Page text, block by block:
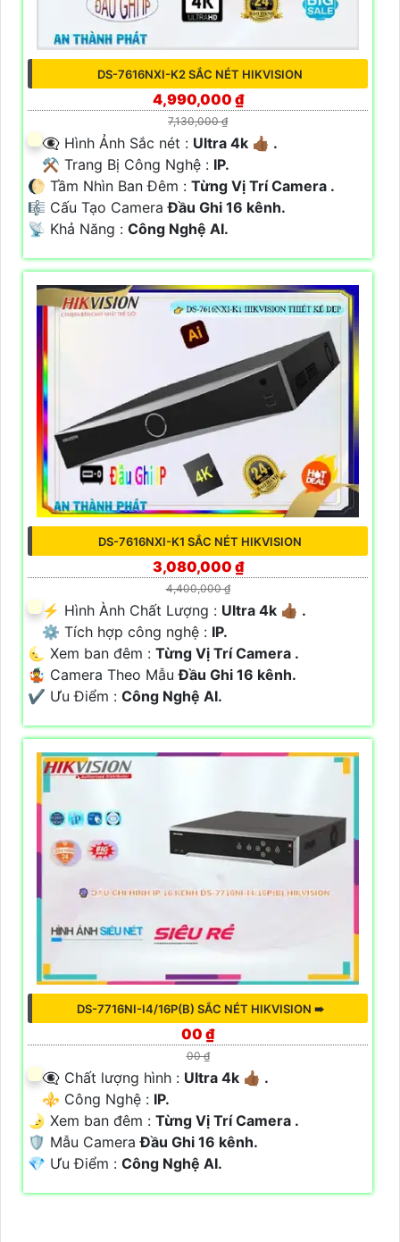
DS-7616NXI-K2 SẮC NÉT HIKVISION
4,990,000 ₫
7,130,000 ₫
👁️‍🗨 Hình Ảnh Sắc nét : Ultra 4k 👍🏾 .
⚒ Trang Bị Công Nghệ : IP.
🌔 Tầm Nhìn Ban Đêm : Từng Vị Trí Camera .
🎼️ Cấu Tạo CameraĐầu Ghi 16 kênh.
️📡 Khả Năng : Công Nghệ AI.
DS-7616NXI-K1 SẮC NÉT HIKVISION
3,080,000 ₫
4,400,000 ₫
️⚡ Hình Ành Chất Lượng : Ultra 4k 👍🏾 .
⚙ Tích hợp công nghệ : IP.
🌜 Xem ban đêm : Từng Vị Trí Camera .
🤹 Camera Theo MẫuĐầu Ghi 16 kênh.
️✔️ Ưu Điểm : Công Nghệ AI.
DS-7716NI-I4/16P(B) SẮC NÉT HIKVISION ➠
00 ₫
00 ₫
👁️‍🗨 Chất lượng hình : Ultra 4k 👍🏾 .
⚜️ Công Nghệ : IP.
🌛 Xem ban đêm : Từng Vị Trí Camera .
🛡 Mẫu CameraĐầu Ghi 16 kênh.
️💎 Ưu Điểm : Công Nghệ AI.